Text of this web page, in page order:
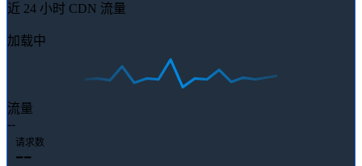
近 24 小时 CDN 流量
加载中
流量
--
请求数
--